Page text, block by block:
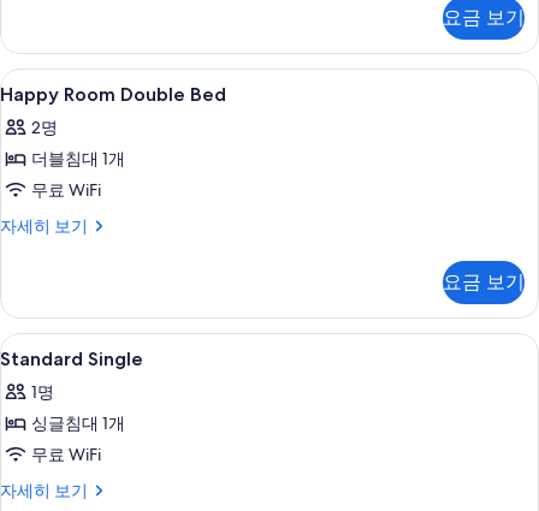
기
자
세
히
기
요금 보기
Happy
Room
Double
Bed
사
진
보
기
객실 내 금고, 책상, 방음 설비, 다리미/
22
Happy Room Double Bed
2명
더블침대 1개
무료 WiFi
자세히 보기
Happy
자
세
히
기
요금 보기
Standard
Single
사
진
모
두
1
Standard Single
1명
싱글침대 1개
무료 WiFi
자세히 보기
Standard